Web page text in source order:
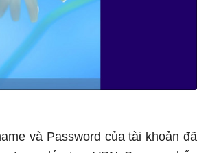
và Password của tài khoản đã